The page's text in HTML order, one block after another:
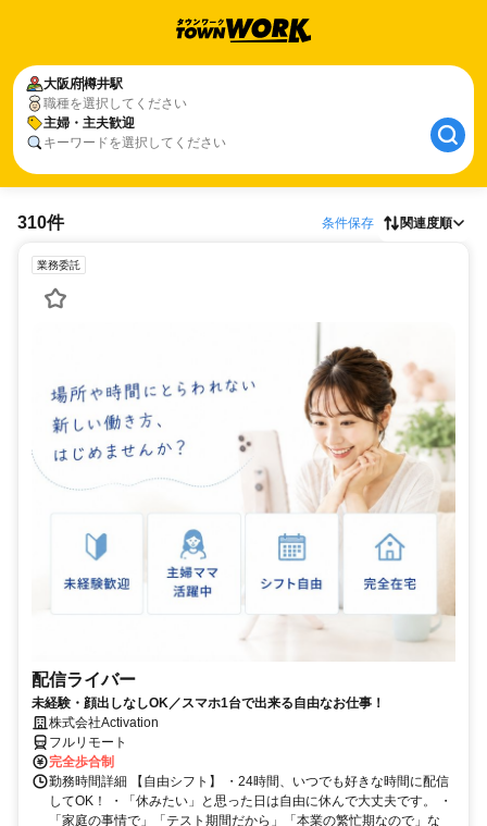
大阪府樽井駅
職種を選択してください
主婦・主夫歓迎
キーワードを選択してください
310件 条件保存 関連度順
業務委託
配信ライバー
未経験・顔出しなしOK／スマホ1台で出来る自由なお仕事！
株式会社Activation
フルリモート
完全歩合制
勤務時間詳細 【自由シフト】 ・24時間、いつでも好きな時間に配信
してOK！ ・「休みたい」と思った日は自由に休んで大丈夫です。 ・
「家庭の事情で」「テスト期間だから」「本業の繁忙期なので」な